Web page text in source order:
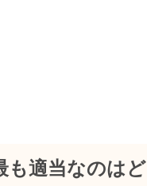
も適当なのはど